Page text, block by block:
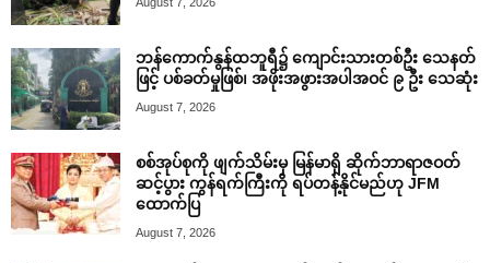
ဘန်ကောက်နွန်ထဘူရီ၌ ကျောင်းသားတစ်ဦး သေနတ်
ဖြင့် ပစ်ခတ်မှုဖြစ်၊ အဖိုးအဖွားအပါအဝင် ၉ ဦး သေဆုံး
August 7, 2026
စစ်အုပ်စုကို ဖျက်သိမ်းမှ မြန်မာရှိ ဆိုက်ဘာရာဇဝတ်
ဆင့်ပွား ကွန်ရက်ကြီးကို ရပ်တန့်နိုင်မည်ဟု JFM
ထောက်ပြ
August 7, 2026